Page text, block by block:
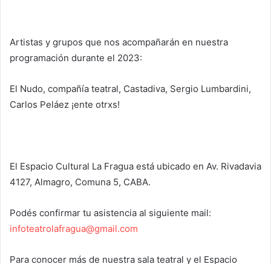
Artistas y grupos que nos acompañarán en nuestra
programación durante el 2023:
El Nudo, compañía teatral, Castadiva, Sergio Lumbardini,
Carlos Peláez ¡ente otrxs!
El Espacio Cultural La Fragua está ubicado en Av. Rivadavia
4127, Almagro, Comuna 5, CABA.
Podés confirmar tu asistencia al siguiente mail:
infoteatrolafragua@gmail.com
Para conocer más de nuestra sala teatral y el Espacio